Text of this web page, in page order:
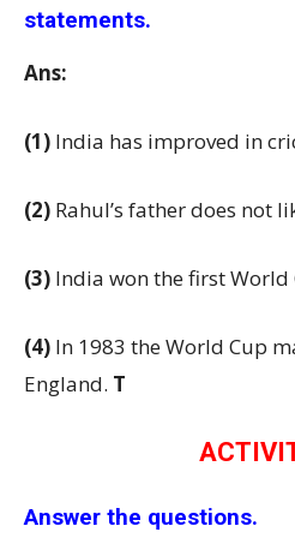
statements.
Ans:
(1) India has improved in
(2) Rahul’s father does not
(3) India won the first World
(4) In 1983 the World Cup
England. T
Answer the questions.